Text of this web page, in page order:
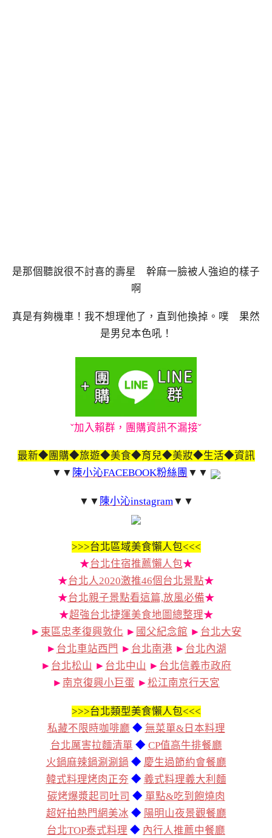
是那個聽說很不討喜的壽星 幹麻一臉被人強迫的樣子
啊
真是有夠機車！我不想理他了，直到他換掉。噗 果然
是男兒本色吼！
ˇ加入賴群，團購資訊不漏接ˇ
最新◆團購◆旅遊◆美食◆育兒◆美妝◆生活◆資訊
▼▼ 陳小沁FACEBOOK粉絲團 ▼▼
▼▼ 陳小沁instagram▼▼
>>>台北區域美食懶人包<<<
★台北住宿推薦懶人包★
★台北人2020激推46個台北景點★
★台北親子景點看這篇,放風必備★
★超強台北捷運美食地圖總整理★
► 東區忠孝復興敦化 ► 國父紀念館 ► 台北大安
► 台北車站西門 ► 台北南港 ► 台北內湖
► 台北松山 ► 台北中山 ► 台北信義市政府
► 南京復興小巨蛋 ► 松江南京行天宮
>>>台北類型美食懶人包<<<
私藏不限時咖啡廳 ◆ 無菜單&日本料理
台北厲害拉麵清單 ◆ CP值高牛排餐廳
火鍋麻辣鍋涮涮鍋 ◆ 慶生過節約會餐廳
韓式料理烤肉正夯 ◆ 義式料理義大利麵
碳烤爆漿起司吐司 ◆ 單點&吃到飽燒肉
超好拍熱門網美冰 ◆ 陽明山夜景觀餐廳
台北TOP泰式料理 ◆ 內行人推薦中餐廳